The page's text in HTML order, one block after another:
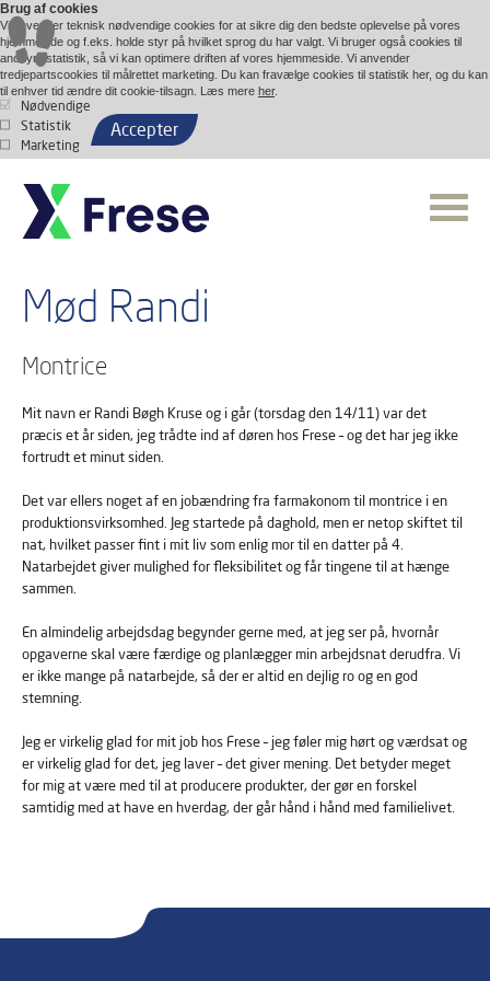
Brug af cookies
Vi anvender teknisk nødvendige cookies for at sikre dig den bedste oplevelse på vores
hjemmeside og f.eks. holde styr på hvilket sprog du har valgt. Vi bruger også cookies til
anonym statistik, så vi kan optimere driften af vores hjemmeside. Vi anvender
tredjepartscookies til målrettet marketing. Du kan fravælge cookies til statistik her, og du kan
til enhver tid ændre dit cookie-tilsagn. Læs mere her.
Nødvendige
Statistik
Marketing
Accepter
Mød Randi
Montrice
Mit navn er Randi Bøgh Kruse og i går (torsdag den 14/11) var det
præcis et år siden, jeg trådte ind af døren hos Frese – og det har jeg ikke
fortrudt et minut siden.
Det var ellers noget af en jobændring fra farmakonom til montrice i en
produktionsvirksomhed. Jeg startede på daghold, men er netop skiftet til
nat, hvilket passer fint i mit liv som enlig mor til en datter på 4.
Natarbejdet giver mulighed for fleksibilitet og får tingene til at hænge
sammen.
En almindelig arbejdsdag begynder gerne med, at jeg ser på, hvornår
opgaverne skal være færdige og planlægger min arbejdsnat derudfra. Vi
er ikke mange på natarbejde, så der er altid en dejlig ro og en god
stemning.
Jeg er virkelig glad for mit job hos Frese – jeg føler mig hørt og værdsat og
er virkelig glad for det, jeg laver – det giver mening. Det betyder meget
for mig at være med til at producere produkter, der gør en forskel
samtidig med at have en hverdag, der går hånd i hånd med familielivet.